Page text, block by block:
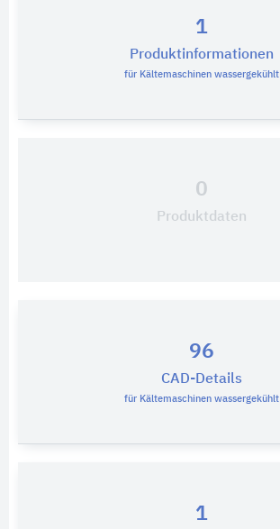
1
Produktinformationen
für Kältemaschinen wassergekühlt
0
Produktdaten
96
CAD-Details
für Kältemaschinen wassergekühlt
1